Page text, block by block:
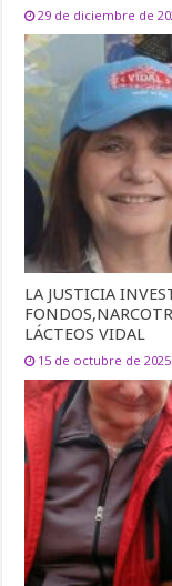
29 de diciembre de
LA JUSTICIA
LÁCTEOS VIDAL
15 de octubre de 2025